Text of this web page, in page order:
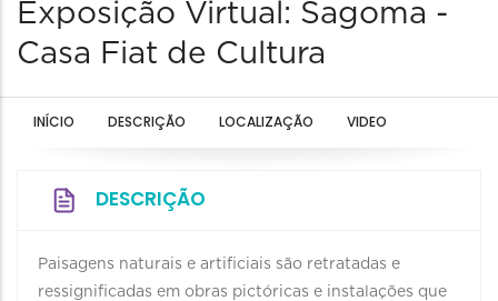
Exposição Virtual: Sagoma -
Casa Fiat de Cultura
INÍCIO DESCRIÇÃO LOCALIZAÇÃO VIDEO
DESCRIÇÃO
Paisagens naturais e artificiais são retratadas e
ressignificadas em obras pictóricas e instalações que